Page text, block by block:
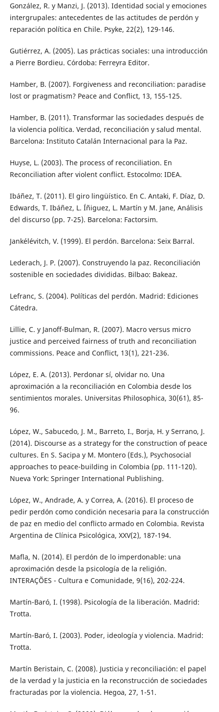
González, R. y Manzi, J. (2013). Identidad social y emociones
intergrupales: antecedentes de las actitudes de perdón y
reparación política en Chile. Psyke, 22(2), 129-146.
Gutiérrez, A. (2005). Las prácticas sociales: una introducción
a Pierre Bordieu. Córdoba: Ferreyra Editor.
Hamber, B. (2007). Forgiveness and reconciliation: paradise
lost or pragmatism? Peace and Conflict, 13, 155-125.
Hamber, B. (2011). Transformar las sociedades después de
la violencia política. Verdad, reconciliación y salud mental.
Barcelona: Instituto Catalán Internacional para la Paz.
Huyse, L. (2003). The process of reconciliation. En
Reconciliation after violent conflict. Estocolmo: IDEA.
Ibáñez, T. (2011). El giro lingüístico. En C. Antaki, F. Díaz, D.
Edwards, T. Ibáñez, L. Íñiguez, L. Martín y M. Jane, Análisis
del discurso (pp. 7-25). Barcelona: Factorsim.
Jankélévitch, V. (1999). El perdón. Barcelona: Seix Barral.
Lederach, J. P. (2007). Construyendo la paz. Reconciliación
sostenible en sociedades divididas. Bilbao: Bakeaz.
Lefranc, S. (2004). Políticas del perdón. Madrid: Ediciones
Cátedra.
Lillie, C. y Janoff-Bulman, R. (2007). Macro versus micro
justice and perceived fairness of truth and reconciliation
commissions. Peace and Conflict, 13(1), 221-236.
López, E. A. (2013). Perdonar sí, olvidar no. Una
aproximación a la reconciliación en Colombia desde los
sentimientos morales. Universitas Philosophica, 30(61), 85-
96.
López, W., Sabucedo, J. M., Barreto, I., Borja, H. y Serrano, J.
(2014). Discourse as a strategy for the construction of peace
cultures. En S. Sacipa y M. Montero (Eds.), Psychosocial
approaches to peace-building in Colombia (pp. 111-120).
Nueva York: Springer International Publishing.
López, W., Andrade, A. y Correa, A. (2016). El proceso de
pedir perdón como condición necesaria para la construcción
de paz en medio del conflicto armado en Colombia. Revista
Argentina de Clínica Psicológica, XXV(2), 187-194.
Mafla, N. (2014). El perdón de lo imperdonable: una
aproximación desde la psicología de la religión.
INTERAÇÕES - Cultura e Comunidade, 9(16), 202-224.
Martín-Baró, I. (1998). Psicología de la liberación. Madrid:
Trotta.
Martín-Baró, I. (2003). Poder, ideología y violencia. Madrid:
Trotta.
Martín Beristain, C. (2008). Justicia y reconciliación: el papel
de la verdad y la justicia en la reconstrucción de sociedades
fracturadas por la violencia. Hegoa, 27, 1-51.